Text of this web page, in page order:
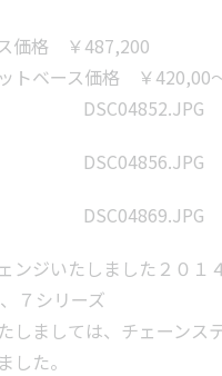
ース価格 ￥
トベース価格 ￥420,00
ンジいたしました２０１
７シリーズ
しましては、チェーンス
した。